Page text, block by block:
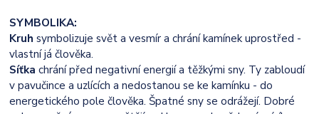
SYMBOLIKA:
Kruh symbolizuje svět a vesmír a chrání kamínek uprostřed -
vlastní já člověka.
Síťka chrání před negativní energií a těžkými sny. Ty zabloudí
v pavučince a uzlících a nedostanou se ke kamínku - do
energetického pole člověka. Špatné sny se odrážejí. Dobré